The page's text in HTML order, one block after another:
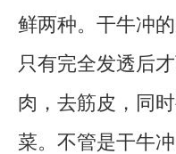
鲜两种。干牛冲
只有完全发透后
肉，去筋皮，同
菜。不管是干牛